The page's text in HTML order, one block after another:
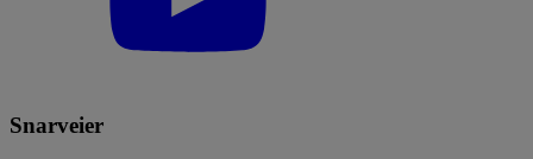
Snarveier